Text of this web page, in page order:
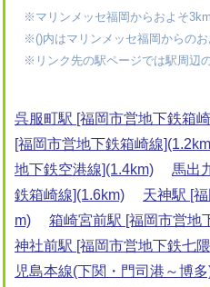
※マリンメッセ福岡からおよそ
※()内はマリンメッセ福岡からのお
※リンク先の駅ページでは駅周辺
呉服町駅 [福岡市営地下鉄箱
[福岡市営地下鉄箱崎線
地下鉄空港線](1.4km)
馬出
鉄箱崎線](1.6km)
天神駅 [
m)
箱崎宮前駅 [福岡市営地
神社前駅 [福岡市営地下鉄七
児島本線(下関・門司港～博